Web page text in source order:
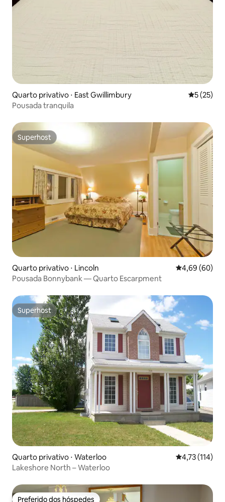
Quarto privativo ⋅ East Gwillimbury 5 de uma
5 (25)
Pousada tranquila
Superhost
Superhost
Quarto privativo ⋅ Lincoln 4,69 de uma
4,69 (60)
Pousada Bonnybank — Quarto Escarpment
Superhost
Superhost
Quarto privativo ⋅ Waterloo 4,73 de uma
4,73 (114)
Lakeshore North – Waterloo
Preferido dos hóspedes